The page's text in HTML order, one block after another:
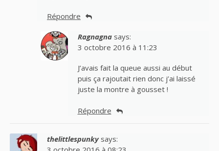
Répondre
Ragnagna says:
3 octobre 2016 à 11:23
J’avais fait la queue aussi au début
puis ça rajoutait rien donc j’ai laissé
juste la montre à gousset !
Répondre
thelittlespunky says: